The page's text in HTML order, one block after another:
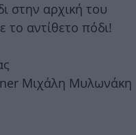
στην αρχική του
το αντίθετο πόδι!
Μιχάλη Μυλωνάκη